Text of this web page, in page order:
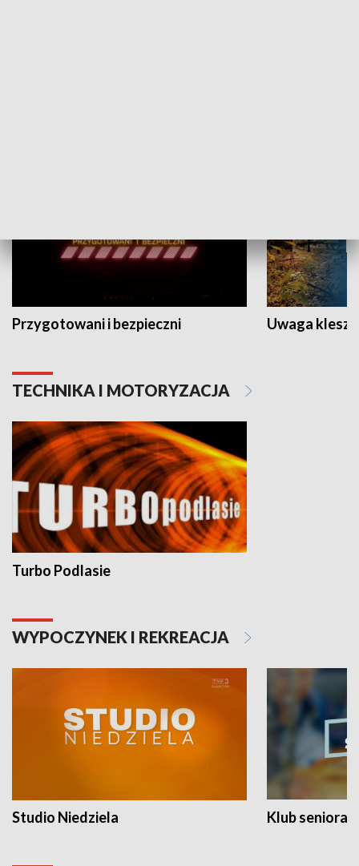
Przygotowani i bezpieczni Uwaga
TECHNIKA I MOTORYZACJA
Turbo Podlasie
WYPOCZYNEK I REKREACJA
Studio Niedziela Klub seniora